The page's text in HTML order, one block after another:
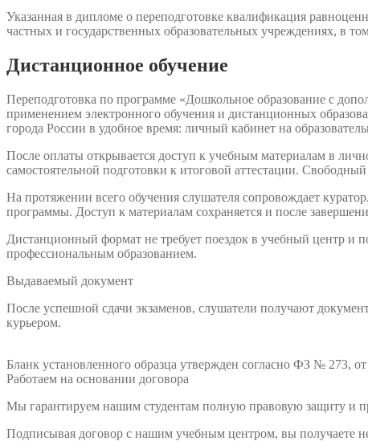
Указанная в дипломе о переподготовке квалификация
частных и государственных образовательных учреждениях, в
Дистанционное обучение
Переподготовка по программе «Дошкольное образование с
применением электронного обучения и дистанционных
города России в удобное время: личный кабинет на
После оплаты открывается доступ к учебным материалам в
самостоятельной подготовки к итоговой аттестации.
На протяжении всего обучения слушателя сопровождает
программы. Доступ к материалам сохраняется и после
Дистанционный формат не требует поездок в учебный центр
профессиональным образованием.
Выдаваемый документ
После успешной сдачи экзаменов, слушатели получают
курьером.
Бланк установленного образца утвержден согласно ФЗ № 273,
Работаем на основании договора
Мы гарантируем нашим студентам полную правовую защиту и
Подписывая договор с нашим учебным центром, вы получаете